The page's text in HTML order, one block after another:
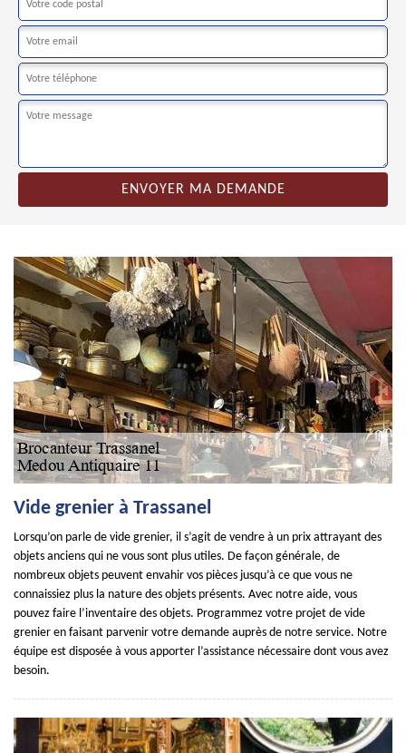
Vide grenier à Trassanel
Lorsqu’on parle de vide grenier, il s’agit de vendre à un prix attrayant des
objets anciens qui ne vous sont plus utiles. De façon générale, de
nombreux objets peuvent envahir vos pièces jusqu’à ce que vous ne
connaissiez plus la nature des objets présents. Avec notre aide, vous
pouvez faire l’inventaire des objets. Programmez votre projet de vide
grenier en faisant parvenir votre demande auprès de notre service. Notre
équipe est disposée à vous apporter l’assistance nécessaire dont vous avez
besoin.